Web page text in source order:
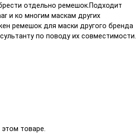
отдельно ремешок.Подходит
и ко многим маскам других
ремешок для маски другого бренда
по поводу их совместимости.
товаре.